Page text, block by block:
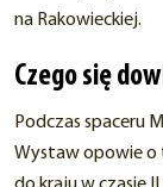
na Rakowieckiej.
Czego się
Podczas spaceru
Wystaw opowie o